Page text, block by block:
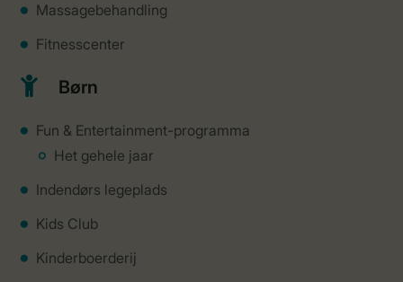
Massagebehandling
Fitnesscenter
Børn
Fun & Entertainment-programma
Het gehele jaar
Indendørs legeplads
Kids Club
Kinderboerderij